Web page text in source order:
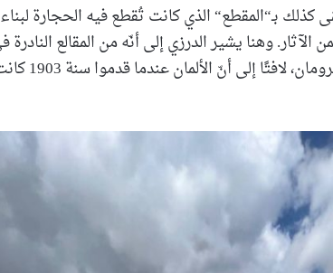
كذلك بـ“المقطع“ الذي كانت تُقطع فيه الحجارة
وهنا يشير الدرزي إلى أنّه من المقالع النادرة
لا تزال كما كانت